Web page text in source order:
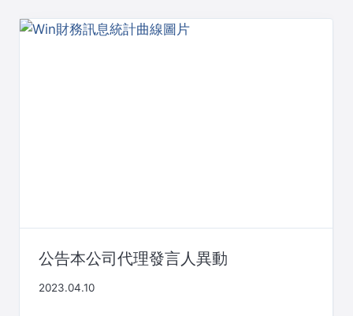
公告本公司代理發言人異動
2023.04.10